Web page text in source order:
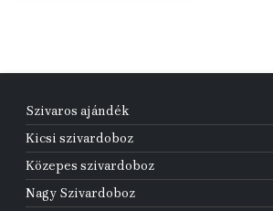
Szivaros ajándék
Kicsi szivardoboz
Közepes szivardoboz
Nagy Szivardoboz